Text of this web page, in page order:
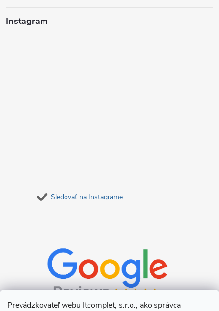
Prevádzkovateľ webu Itcomplet, s.r.o., ako správca
Instagram
Sledovať na Instagrame